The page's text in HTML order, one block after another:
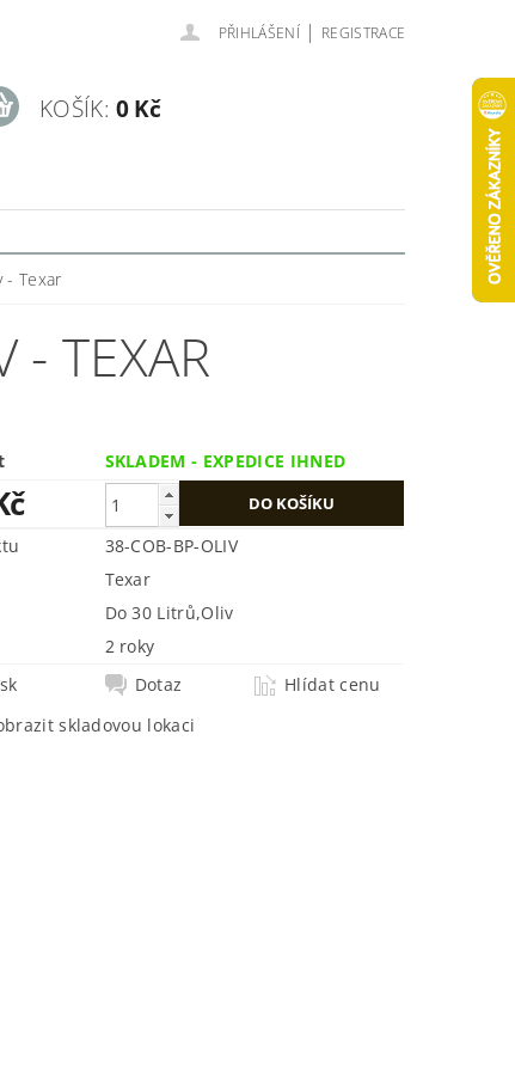
PŘIHLÁŠENÍ | REGISTRACE
KOŠÍK: 0 Kč
- Texar
- TEXAR
SKLADEM - EXPEDICE IHNED
38-COB-BP-OLIV
Texar
Do 30 Litrů,Oliv
2 roky
Dotaz
Hlídat cenu
skladovou lokaci